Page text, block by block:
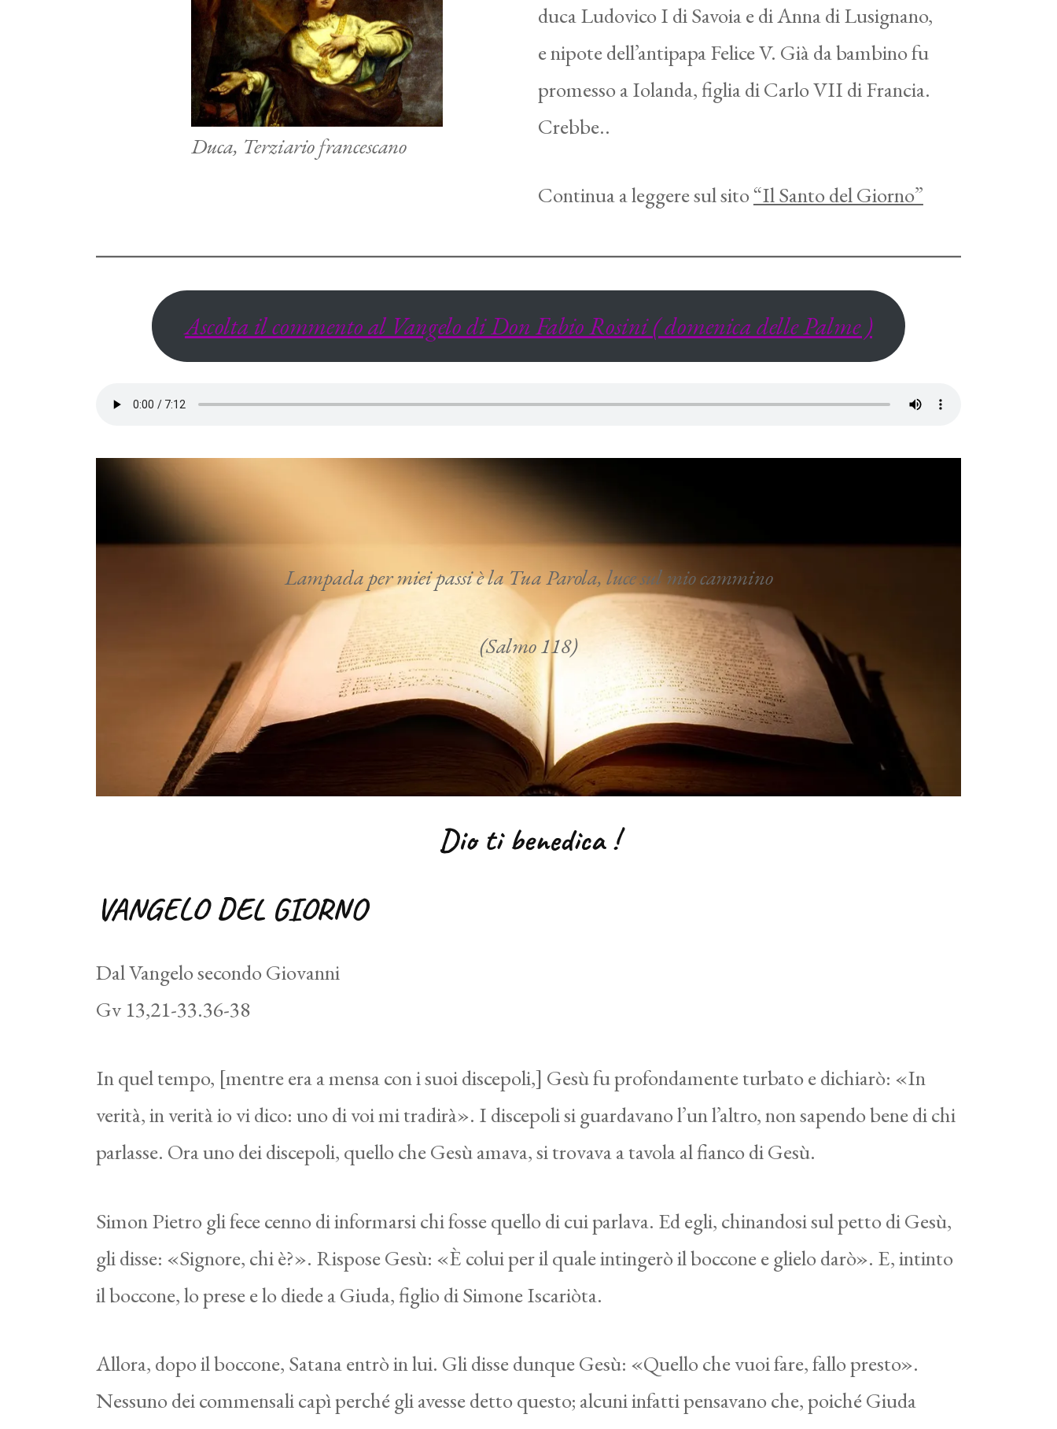
Duca, Terziario francescano
duca Ludovico I di Savoia e di Anna di Lusignano,
e nipote dell’antipapa Felice V. Già da bambino fu
promesso a Iolanda, figlia di Carlo VII di Francia.
Crebbe..
Continua a leggere sul sito“Il Santo del Giorno”
Ascolta il commento al Vangelodi Don Fabio Rosini( domenica delle Palme )
Lampada per miei passi è la Tua Parola, luce sul mio cammino
(Salmo 118)
Dio ti benedica !
VANGELO DEL GIORNO
Dal Vangelo secondo Giovanni
Gv 13,21-33.36-38
In quel tempo, [mentre era a mensa con i suoi discepoli,] Gesù fu profondamente turbato e dichiarò: «In
verità, in verità io vi dico: uno di voi mi tradirà». I discepoli si guardavano l’un l’altro, non sapendo bene di chi
parlasse. Ora uno dei discepoli, quello che Gesù amava, si trovava a tavola al fianco di Gesù.
Simon Pietro gli fece cenno di informarsi chi fosse quello di cui parlava. Ed egli, chinandosi sul petto di Gesù,
gli disse: «Signore, chi è?». Rispose Gesù: «È colui per il quale intingerò il boccone e glielo darò». E, intinto
il boccone, lo prese e lo diede a Giuda, figlio di Simone Iscariòta.
Allora, dopo il boccone, Satana entrò in lui. Gli disse dunque Gesù: «Quello che vuoi fare, fallo presto».
Nessuno dei commensali capì perché gli avesse detto questo; alcuni infatti pensavano che, poiché Giuda